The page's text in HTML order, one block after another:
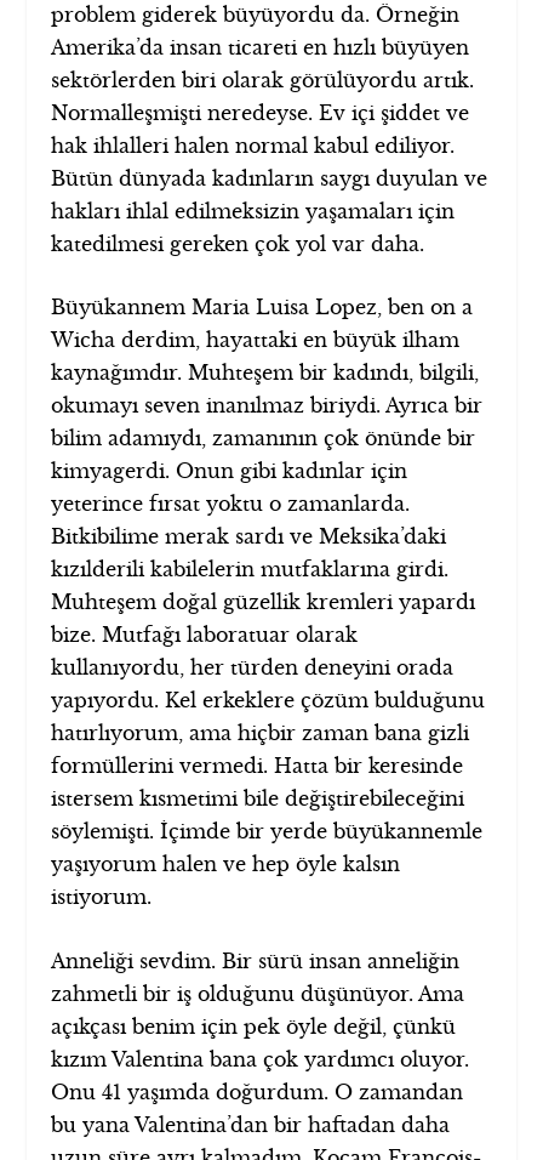
problem giderek büyüyordu da. Örneğin
Amerika’da insan ticareti en hızlı büyüyen
sektörlerden biri olarak görülüyordu artık.
Normalleşmişti neredeyse. Ev içi şiddet ve
hak ihlalleri halen normal kabul ediliyor.
Bütün dünyada kadınların saygı duyulan ve
hakları ihlal edilmeksizin yaşamaları için
katedilmesi gereken çok yol var daha.
Büyükannem Maria Luisa Lopez, ben on a
Wicha derdim, hayattaki en büyük ilham
kaynağımdır. Muhteşem bir kadındı, bilgili,
okumayı seven inanılmaz biriydi. Ayrıca bir
bilim adamıydı, zamanının çok önünde bir
kimyagerdi. Onun gibi kadınlar için
yeterince fırsat yoktu o zamanlarda.
Bitkibilime merak sardı ve Meksika’daki
kızılderili kabilelerin mutfaklarına girdi.
Muhteşem doğal güzellik kremleri yapardı
bize. Mutfağı laboratuar olarak
kullanıyordu, her türden deneyini orada
yapıyordu. Kel erkeklere çözüm bulduğunu
hatırlıyorum, ama hiçbir zaman bana gizli
formüllerini vermedi. Hatta bir keresinde
istersem kısmetimi bile değiştirebileceğini
söylemişti. İçimde bir yerde büyükannemle
yaşıyorum halen ve hep öyle kalsın
istiyorum.
Anneliği sevdim. Bir sürü insan anneliğin
zahmetli bir iş olduğunu düşünüyor. Ama
açıkçası benim için pek öyle değil, çünkü
kızım Valentina bana çok yardımcı oluyor.
Onu 41 yaşımda doğurdum. O zamandan
bu yana Valentina’dan bir haftadan daha